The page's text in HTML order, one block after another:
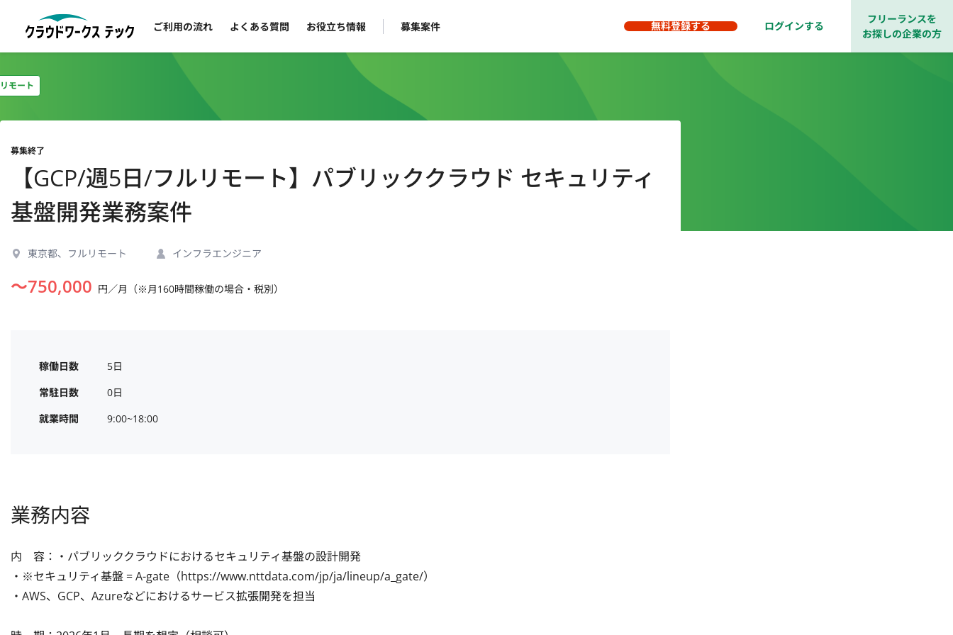
ご利用の流れ よくある質問 お役立ち情報 募集案件 無料登録する ログインする
フリーランスを
お探しの企業の方
モート
募集終了
【GCP/週5日/フルリモート】パブリッククラウド セキュリティ
基盤開発業務案件
東京都、フルリモート インフラエンジニア
〜750,000 円／月（※月160時間稼働の場合・税別）
稼働日数
5日
常駐日数
0日
就業時間
9:00~18:00
業務内容
内　容：・パブリッククラウドにおけるセキュリティ基盤の設計開発
・※セキュリティ基盤 = A-gate（https://www.nttdata.com/jp/ja/lineup/a_gate/）
・AWS、GCP、Azureなどにおけるサービス拡張開発を担当